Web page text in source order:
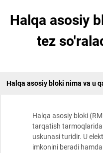
Halqa asosiy
tez
Halqa asosiy bloki nima va u
Halqa asosiy bloki
tarqatish
uskunasi turidir. U
imkonini beradi